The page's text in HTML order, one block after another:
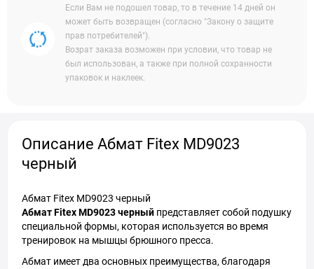
Если Вам не подошел товар, то в течение 14 дней он
может быть возвращен (согласно "Закону о защите
прав потребителей").
Возрат заказа возможен при условии, что товар не
был использован, а также при полной сохранности
упаковок и наклеек.
Описание Абмат Fitex MD9023
черный
Абмат Fitex MD9023 черный
Абмат Fitex MD9023 черный представляет собой подушку
специальной формы, которая используется во время
тренировок на мышцы брюшного пресса.
Абмат имеет два основных преимущества, благодаря